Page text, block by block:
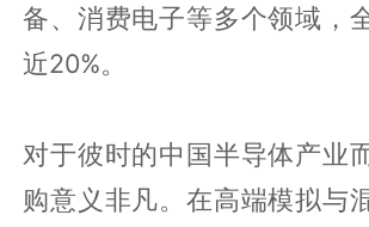
备、消费电子等多个领域，
近20%。
对于彼时的中国半导体产业
购意义非凡。在高端模拟与